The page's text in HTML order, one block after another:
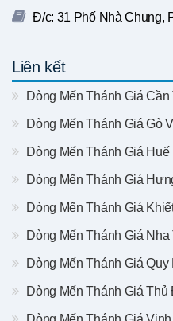
Đ/c: 31 Phố Nhà Chung,
Liên kết
Dòng Mến Thánh Giá Cần
Dòng Mến Thánh Giá Gò
Dòng Mến Thánh Giá Huế
Dòng Mến Thánh Giá
Dòng Mến Thánh Giá
Dòng Mến Thánh Giá Nha
Dòng Mến Thánh Giá Quy
Dòng Mến Thánh Giá